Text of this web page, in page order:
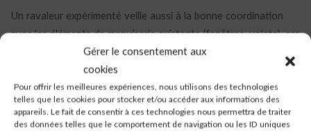
Gérer le consentement aux
cookies
Pour offrir les meilleures expériences, nous utilisons des technologies
telles que les cookies pour stocker et/ou accéder aux informations des
appareils. Le fait de consentir à ces technologies nous permettra de traiter
des données telles que le comportement de navigation ou les ID uniques
Un ravaleur expérimenté veille aussi à la bonne coordination
avec les éléments de menuiserie existants (fenêtres, volets), car
toute opération visant à ravaler une façade nécessite une
attention particulière à ces points de jonction pour garantir une
parfaite étanchéité.
Dans certains cas, des aides financières comme celles
proposées par l’ANAH peuvent être mobilisées pour soutenir